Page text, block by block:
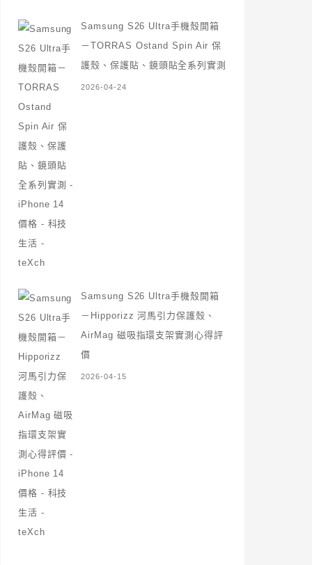
Samsung S26 Ultra手機殼開箱
－TORRAS Ostand Spin Air 保
護殼、保護貼、鏡頭貼全系列實測
2026-04-24
Samsung S26 Ultra手機殼開箱
－Hipporizz 河馬引力保護殼、
AirMag 磁吸指環支架實測心得評
價
2026-04-15